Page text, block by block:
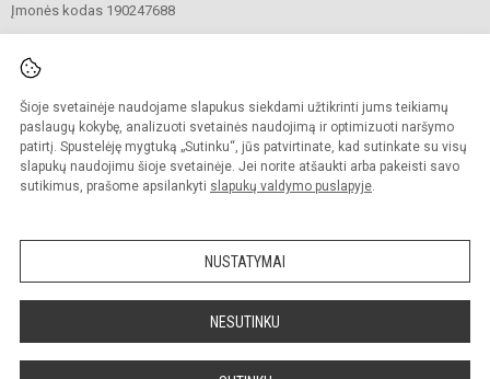
Šioje svetainėje naudojame slapukus siekdami užtikrinti jums teikiamų
paslaugų kokybę, analizuoti svetainės naudojimą ir optimizuoti naršymo
patirtį. Spustelėję mygtuką „Sutinku“, jūs patvirtinate, kad sutinkate su visų
slapukų naudojimu šioje svetainėje. Jei norite atšaukti arba pakeisti savo
sutikimus, prašome apsilankyti slapukų valdymo puslapyje.
NUSTATYMAI
NESUTINKU
Įmonės kodas 190247688
© 2020. Alytaus r. meno ir sporto mokykla. Visos teisės saugomos.
Kopijuoti turinį be raštiško mokyklos sutikimo griežtai draudžiama.
Prieinamumo paraiška Slapukų valdymas
Sumanus būdas atnaujinti